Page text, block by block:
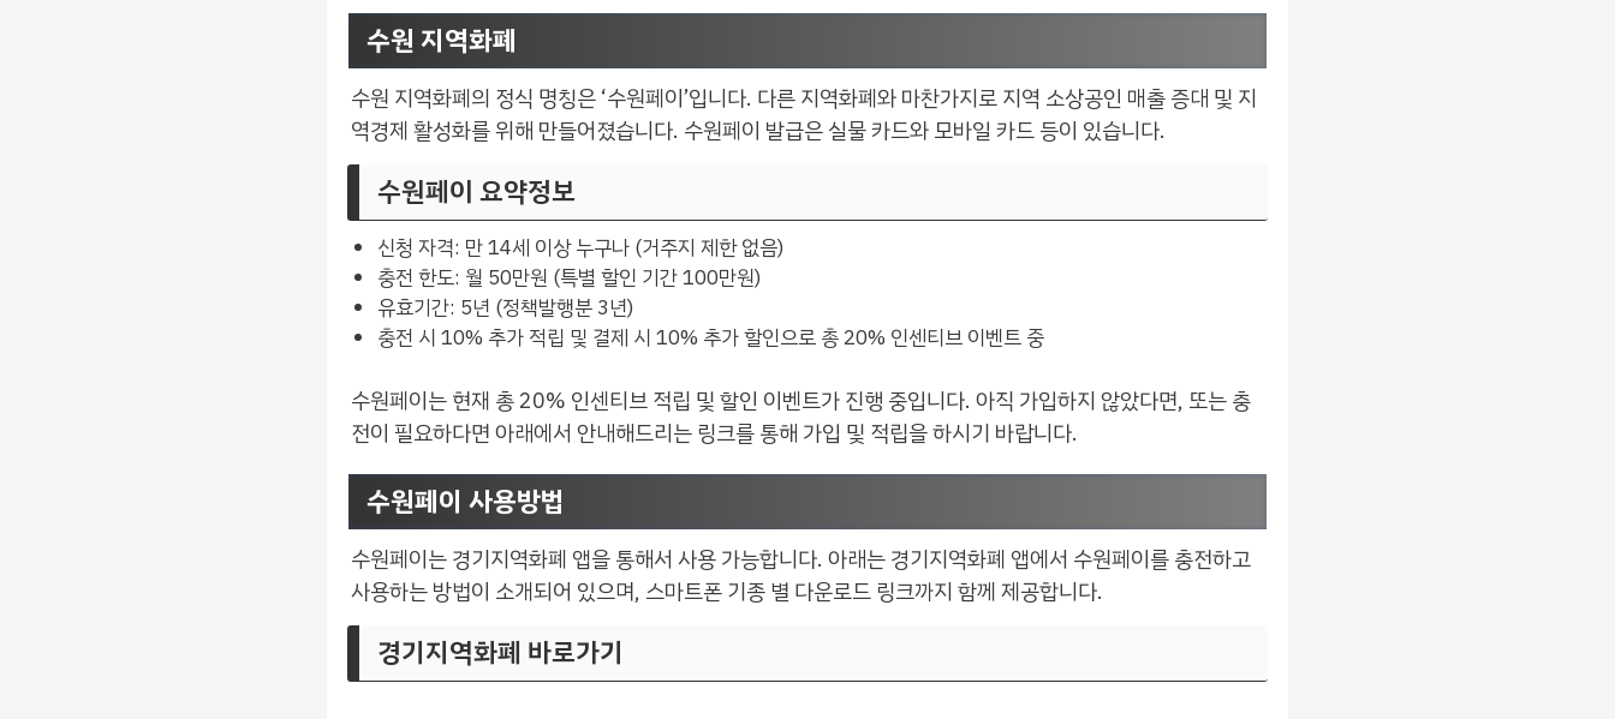
수원 지역화폐
수원 지역화폐의 정식 명칭은 ‘수원페이’입니다. 다른 지역화폐와 마찬가지로 지역 소상공인 매출 증대 및 지
역경제 활성화를 위해 만들어졌습니다. 수원페이 발급은 실물 카드와 모바일 카드 등이 있습니다.
수원페이 요약정보
신청 자격: 만 14세 이상 누구나 (거주지 제한 없음)
충전 한도: 월 50만원 (특별 할인 기간 100만원)
유효기간: 5년 (정책발행분 3년)
충전 시 10% 추가 적립 및 결제 시 10% 추가 할인으로 총 20% 인센티브 이벤트 중
수원페이는 현재 총 20% 인센티브 적립 및 할인 이벤트가 진행 중입니다. 아직 가입하지 않았다면, 또는 충
전이 필요하다면 아래에서 안내해드리는 링크를 통해 가입 및 적립을 하시기 바랍니다.
수원페이 사용방법
수원페이는 경기지역화폐 앱을 통해서 사용 가능합니다. 아래는 경기지역화폐 앱에서 수원페이를 충전하고
사용하는 방법이 소개되어 있으며, 스마트폰 기종 별 다운로드 링크까지 함께 제공합니다.
경기지역화폐 바로가기